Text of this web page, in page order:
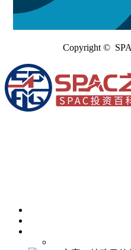
Copyright ©